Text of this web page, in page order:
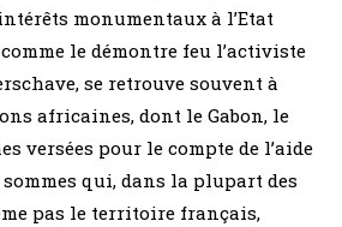
monumentaux à l’Etat
le démontre feu l’activiste
se retrouve souvent à
africaines, dont le Gabon, le
versées pour le compte de l’aide
qui, dans la plupart des
pas le territoire français,